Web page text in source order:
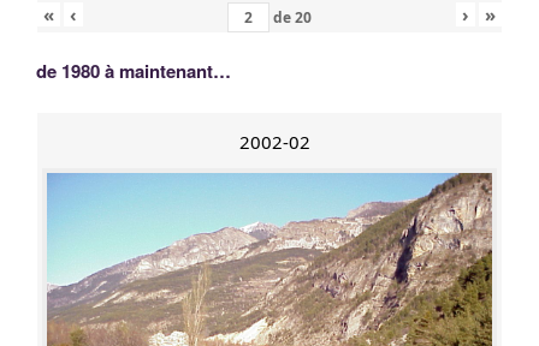
«
‹ de20 › »
de 1980 à maintenant…
2002-02